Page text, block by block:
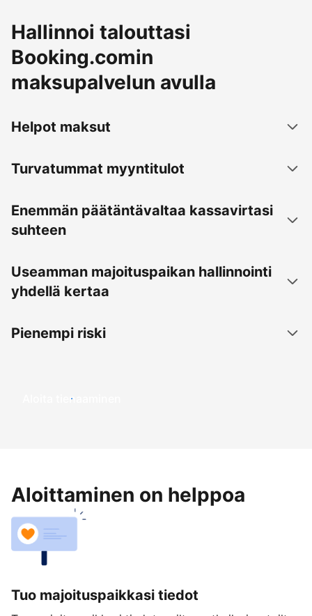
Hallinnoi talouttasi
Booking.comin
maksupalvelun avulla
Helpot maksut
Turvatummat myyntitulot
Enemmän päätäntävaltaa kassavirtasi
suhteen
Useamman majoituspaikan hallinnointi
yhdellä kertaa
Pienempi riski
Aloita tienaaminen
Aloittaminen on helppoa
Tuo majoituspaikkasi tiedot